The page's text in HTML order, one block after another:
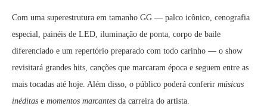
Com uma superestrutura em tamanho GG — palco icônico, cenografia
especial, painéis de LED, iluminação de ponta, corpo de baile
diferenciado e um repertório preparado com todo carinho — o show
revisitará grandes hits, canções que marcaram época e seguem entre as
mais tocadas até hoje. Além disso, o público poderá conferir músicas
inéditas e momentos marcantes da carreira do artista.